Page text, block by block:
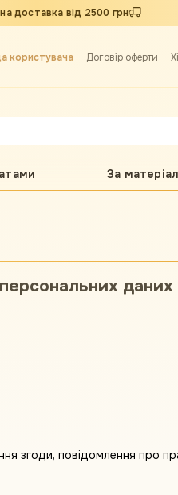
доставка від 2500 грн
користувача Договір оферти
За
згоди, повідомлення про